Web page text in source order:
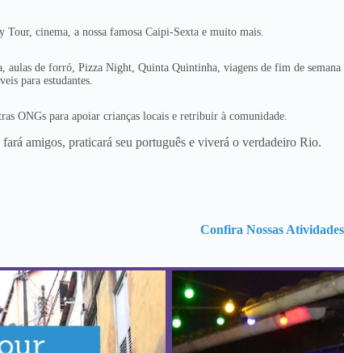
cinema, a nossa famosa Caipi-Sexta e muito mais.
aulas de forró, Pizza Night, Quinta Quintinha, viagens de fim de semana
para estudantes.
ONGs para apoiar crianças locais e retribuir à comunidade.
amigos, praticará seu português e viverá o verdadeiro Rio.
Confira Nossas